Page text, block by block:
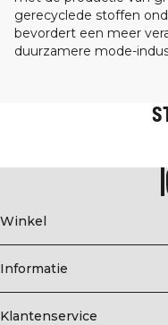
gerecyclede stoffen
bevordert een meer
duurzamere mode-
Winkel
Informatie
Klantenservice